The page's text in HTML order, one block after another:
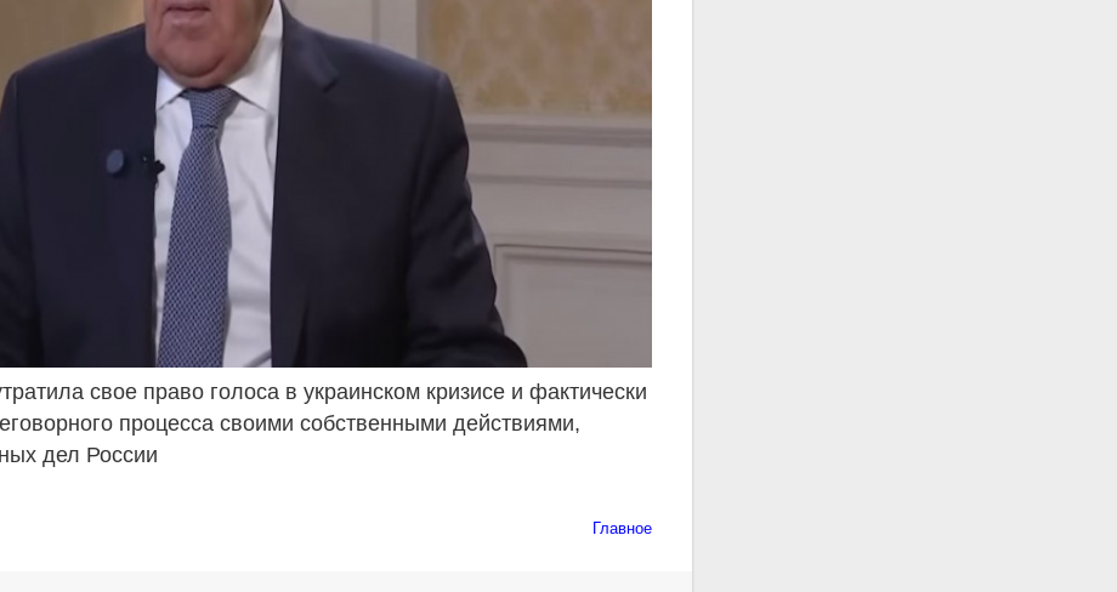
свое право голоса в украинском кризисе и фактически
процесса своими собственными действиями,
дел России
Главное